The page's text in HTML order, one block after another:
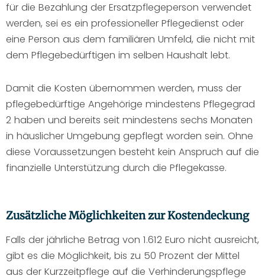
für die Bezahlung der Ersatzpflegeperson verwendet
werden, sei es ein professioneller Pflegedienst oder
eine Person aus dem familiären Umfeld, die nicht mit
dem Pflegebedürftigen im selben Haushalt lebt.
Damit die Kosten übernommen werden, muss der
pflegebedürftige Angehörige mindestens Pflegegrad
2 haben und bereits seit mindestens sechs Monaten
in häuslicher Umgebung gepflegt worden sein. Ohne
diese Voraussetzungen besteht kein Anspruch auf die
finanzielle Unterstützung durch die Pflegekasse.
Zusätzliche Möglichkeiten zur Kostendeckung
Falls der jährliche Betrag von 1.612 Euro nicht ausreicht,
gibt es die Möglichkeit, bis zu 50 Prozent der Mittel
aus der Kurzzeitpflege auf die Verhinderungspflege